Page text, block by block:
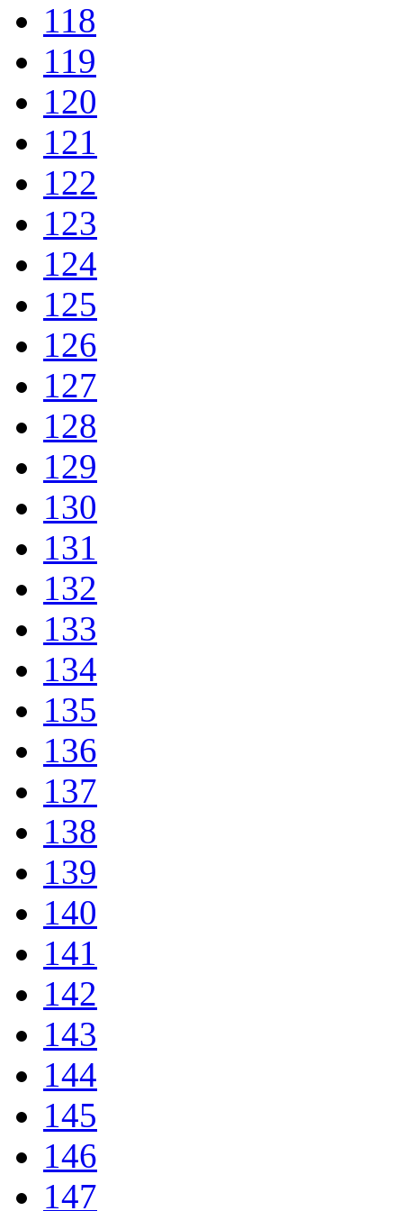
118
119
120
121
122
123
124
125
126
127
128
129
130
131
132
133
134
135
136
137
138
139
140
141
142
143
144
145
146
147